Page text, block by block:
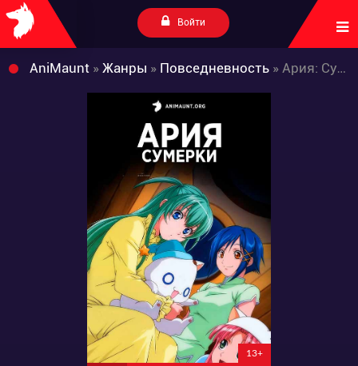
Войти
AniMaunt » Жанры » Повседневность » Ария: Сумерки
13+